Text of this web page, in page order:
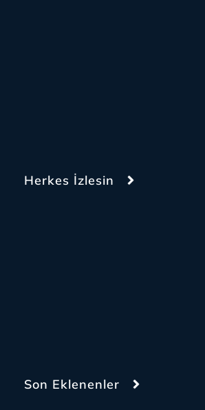
Herkes İzlesin
Son Eklenenler